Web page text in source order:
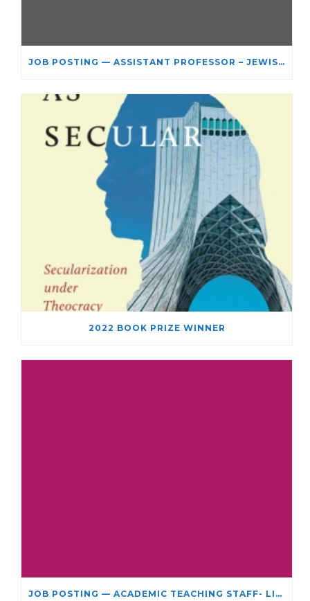
JOB POSTING — ASSISTANT PROFESSOR – JEWISH STUDIES
2022 BOOK PRIZE WINNER
JOB POSTING — ACADEMIC TEACHING STAFF- LIMITED TERM APPOINTMENT: RELIGIOUS STUDIES